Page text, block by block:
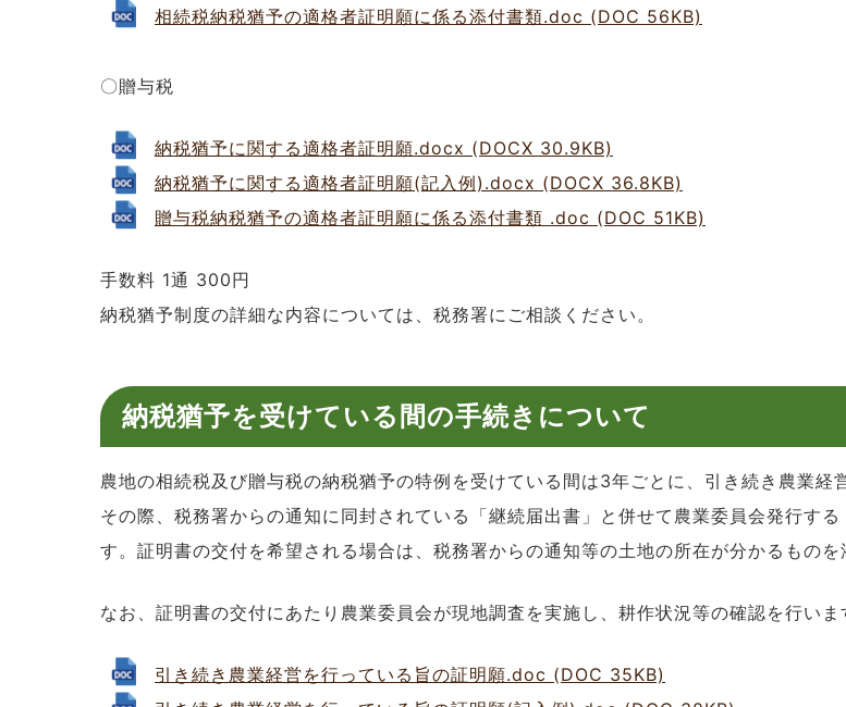
相続税納税猶予の適格者証明願に係る添付書類.doc (DOC 56KB)
〇贈与税
納税猶予に関する適格者証明願.docx (DOCX 30.9KB)
納税猶予に関する適格者証明願(記入例).docx (DOCX 36.8KB)
贈与税納税猶予の適格者証明願に係る添付書類 .doc (DOC 51KB)
手数料 1通 300円
納税猶予制度の詳細な内容については、税務署にご相談ください。
納税猶予を受けている間の手続きについて
農地の相続税及び贈与税の納税猶予の特例を受けている間は3年ごとに、引き続き農業経
その際、税務署からの通知に同封されている「継続届出書」と併せて農業委員会発行す
す。証明書の交付を希望される場合は、税務署からの通知等の土地の所在が分かるものを
なお、証明書の交付にあたり農業委員会が現地調査を実施し、耕作状況等の確認を行いま
引き続き農業経営を行っている旨の証明願.doc (DOC 35KB)